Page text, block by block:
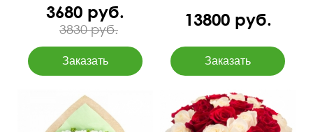
3680 руб.
3830 руб. 13800 руб.